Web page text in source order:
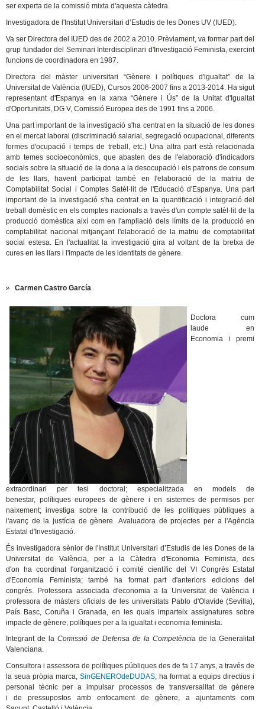
ser experta de la comissió mixta d'aquesta càtedra.
Investigadora de l'Institut Universitari d’Estudis de les Dones UV (IUED).
Va ser Directora del IUED des de 2002 a 2010. Prèviament, va formar part del
grup fundador del Seminari Interdisciplinari d'Investigació Feminista, exercint
funcions de coordinadora en 1987.
Directora del màster universitari “Gènere i polítiques d'igualtat” de la
Universitat de València (IUED), Cursos 2006-2007 fins a 2013-2014. Ha sigut
representant d'Espanya en la xarxa “Gènere i Ús” de la Unitat d'Igualtat
d'Oportunitats, DG V, Comissió Europea des de 1991 fins a 2006.
Una part important de la investigació s'ha centrat en la situació de les dones
en el mercat laboral (discriminació salarial, segregació ocupacional, diferents
formes d'ocupació i temps de treball, etc.) Una altra part està relacionada
amb temes socioeconòmics, que abasten des de l'elaboració d'indicadors
socials sobre la situació de la dona a la desocupació i els patrons de consum
de les llars, havent participat també en l'elaboració de la matriu de
Comptabilitat Social i Comptes Satèl·lit de l'Educació d'Espanya. Una part
important de la investigació s'ha centrat en la quantificació i integració del
treball domèstic en els comptes nacionals a través d'un compte satèl·lit de la
producció domèstica així com en l'ampliació dels límits de la producció en
comptabilitat nacional mitjançant l'elaboració de la matriu de comptabilitat
social estesa. En l'actualitat la investigació gira al voltant de la bretxa de
cures en les llars i l'impacte de les identitats de gènere.​
Carmen Castro García
Doctora cum
laude en
Economia i premi
extraordinari per tesi doctoral; especialitzada en models de
benestar, polítiques europees de gènere i en sistemes de permisos per
naixement; investiga sobre la contribució de les polítiques públiques a
l'avanç de la justícia de gènere. Avaluadora de projectes per a l'Agència
Estatal d'Investigació.
És investigadora sènior de l'Institut Universitari d’Estudis de les Dones de la
Universitat de València, per a la Càtedra d'Economia Feminista, des
d'on ha coordinat l'organització i comité científic del VI Congrés Estatal
d'Economia Feminista; també ha format part d'anteriors edicions del
congrés. Professora associada d'economia a la Universitat de València i
professora de màsters oficials de les universitats Pablo d'Olavide (Sevilla),
País Basc, Coruña i Granada, en les quals imparteix assignatures sobre
impacte de gènere, polítiques per a la igualtat i economia feminista.
Integrant de laComissió de Defensa de la Competènciade la Generalitat
Valenciana.
Consultora i assessora de polítiques públiques des de fa 17 anys, a través de
la seua pròpia marca, SinGENEROdeDUDAS; ha format a equips directius i
personal tècnic per a impulsar processos de transversalitat de gènere
i de pressupostos amb enfocament de gènere, a ajuntaments com